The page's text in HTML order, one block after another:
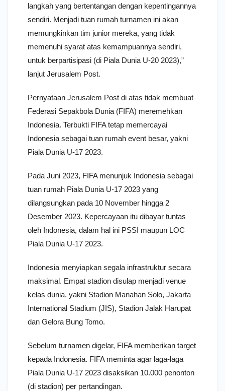
langkah yang bertentangan dengan kepentingannya
sendiri. Menjadi tuan rumah turnamen ini akan
memungkinkan tim junior mereka, yang tidak
memenuhi syarat atas kemampuannya sendiri,
untuk berpartisipasi (di Piala Dunia U-20 2023),”
lanjut Jerusalem Post.
Pernyataan Jerusalem Post di atas tidak membuat
Federasi Sepakbola Dunia (FIFA) meremehkan
Indonesia. Terbukti FIFA tetap memercayai
Indonesia sebagai tuan rumah event besar, yakni
Piala Dunia U-17 2023.
Pada Juni 2023, FIFA menunjuk Indonesia sebagai
tuan rumah Piala Dunia U-17 2023 yang
dilangsungkan pada 10 November hingga 2
Desember 2023. Kepercayaan itu dibayar tuntas
oleh Indonesia, dalam hal ini PSSI maupun LOC
Piala Dunia U-17 2023.
Indonesia menyiapkan segala infrastruktur secara
maksimal. Empat stadion disulap menjadi venue
kelas dunia, yakni Stadion Manahan Solo, Jakarta
International Stadium (JIS), Stadion Jalak Harupat
dan Gelora Bung Tomo.
Sebelum turnamen digelar, FIFA memberikan target
kepada Indonesia. FIFA meminta agar laga-laga
Piala Dunia U-17 2023 disaksikan 10.000 penonton
(di stadion) per pertandingan.